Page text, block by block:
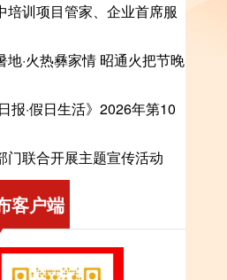
培训项目管家、企业首席服
地·火热彝家情 昭通火把节晚
报·假日生活》2026年第10
门联合开展主题宣传活动
客户端